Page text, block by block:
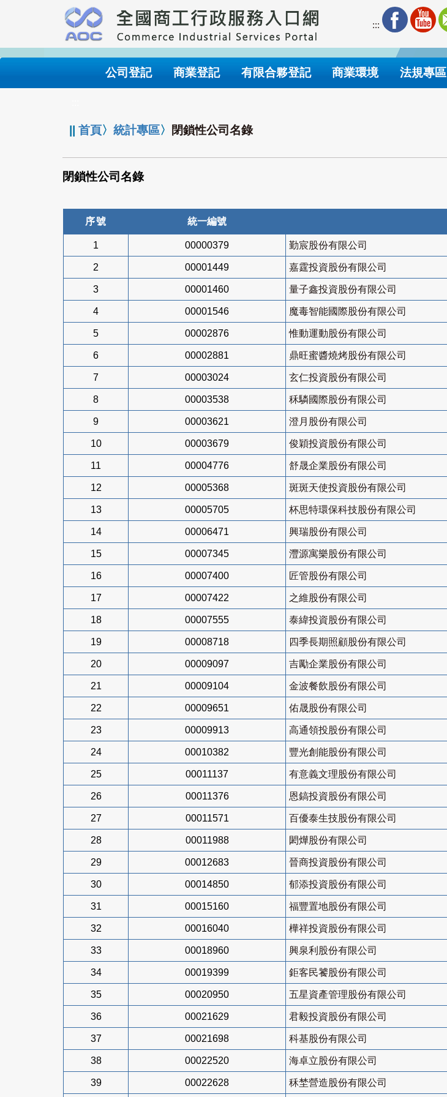
要
內
:::
公司登記 商業登記 有限合夥登記 商業環境 法規專區
||首頁〉統計專區〉 閉鎖性公司名錄
閉鎖性公司名錄
序號 統一編號
1 00000379 勤宸股份有限公司
2 00001449 嘉霆投資股份有限公司
3 00001460 量子鑫投資股份有限公司
4 00001546 魔毒智能國際股份有限公司
5 00002876 惟動運動股份有限公司
6 00002881 鼎旺蜜醬燒烤股份有限公司
7 00003024 玄仁投資股份有限公司
8 00003538 秝驎國際股份有限公司
9 00003621 澄月股份有限公司
10 00003679 俊穎投資股份有限公司
11 00004776 舒晟企業股份有限公司
12 00005368 斑斑天使投資股份有限公司
13 00005705 杯思特環保科技股份有限公司
14 00006471 興瑞股份有限公司
15 00007345 灃源寓樂股份有限公司
16 00007400 匠管股份有限公司
17 00007422 之維股份有限公司
18 00007555 泰緯投資股份有限公司
19 00008718 四季長期照顧股份有限公司
20 00009097 吉勵企業股份有限公司
21 00009104 金波餐飲股份有限公司
22 00009651 佑晟股份有限公司
23 00009913 高通領投股份有限公司
24 00010382 豐光創能股份有限公司
25 00011137 有意義文理股份有限公司
26 00011376 恩鎬投資股份有限公司
27 00011571 百優泰生技股份有限公司
28 00011988 閎燁股份有限公司
29 00012683 晉商投資股份有限公司
30 00014850 郁添投資股份有限公司
31 00015160 福豐置地股份有限公司
32 00016040 樺祥投資股份有限公司
33 00018960 興泉利股份有限公司
34 00019399 鉅客民饕股份有限公司
35 00020950 五星資產管理股份有限公司
36 00021629 君毅投資股份有限公司
37 00021698 科基股份有限公司
38 00022520 海卓立股份有限公司
39 00022628 秝埜營造股份有限公司